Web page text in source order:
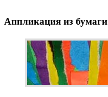
Аппликация из бумаги